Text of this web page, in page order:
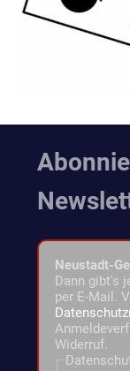
Neustadt-
Dann gibt's
per E-Mail.
Widerruf.